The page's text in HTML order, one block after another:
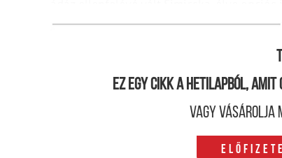
hétig tudta magánál tartani a lapot. Hogy
Ez egy cikk a hetilapból,
Vagy vásárolja